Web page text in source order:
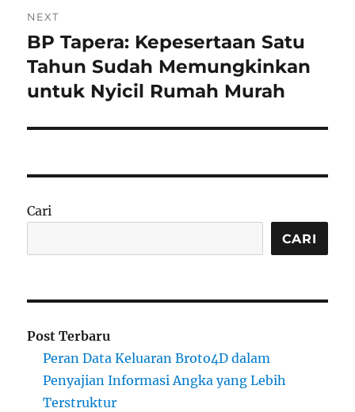
NEXT
Next
post:
BP Tapera: Kepesertaan Satu
Tahun Sudah Memungkinkan
untuk Nyicil Rumah Murah
Cari
CARI
Post Terbaru
Peran Data Keluaran Broto4D dalam
Penyajian Informasi Angka yang Lebih
Terstruktur